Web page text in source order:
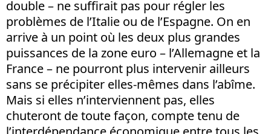
double – ne suffirait pas pour régler les
problèmes de l’Italie ou de l’Espagne. On en
arrive à un point où les deux plus grandes
puissances de la zone euro – l’Allemagne et la
France – ne pourront plus intervenir ailleurs
sans se précipiter elles-mêmes dans l’abîme.
Mais si elles n’interviennent pas, elles
chuteront de toute façon, compte tenu de